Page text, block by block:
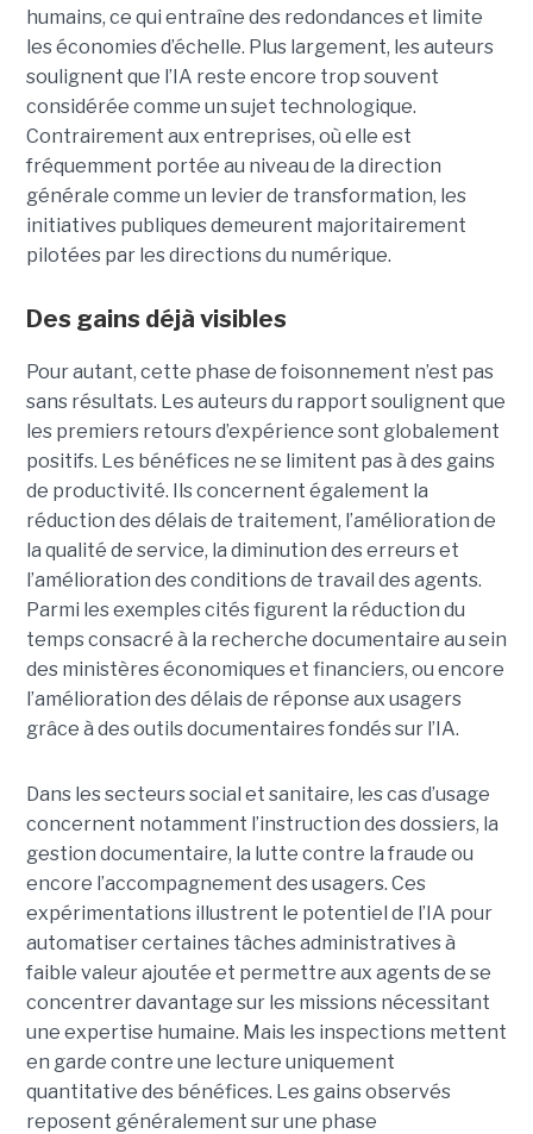
humains, ce qui entraîne des redondances et limite
les économies d’échelle. Plus largement, les auteurs
soulignent que l’IA reste encore trop souvent
considérée comme un sujet technologique.
Contrairement aux entreprises, où elle est
fréquemment portée au niveau de la direction
générale comme un levier de transformation, les
initiatives publiques demeurent majoritairement
pilotées par les directions du numérique.
Des gains déjà visibles
Pour autant, cette phase de foisonnement n’est pas
sans résultats. Les auteurs du rapport soulignent que
les premiers retours d’expérience sont globalement
positifs. Les bénéfices ne se limitent pas à des gains
de productivité. Ils concernent également la
réduction des délais de traitement, l’amélioration de
la qualité de service, la diminution des erreurs et
l’amélioration des conditions de travail des agents.
Parmi les exemples cités figurent la réduction du
temps consacré à la recherche documentaire au sein
des ministères économiques et financiers, ou encore
l’amélioration des délais de réponse aux usagers
grâce à des outils documentaires fondés sur l’IA.
Dans les secteurs social et sanitaire, les cas d’usage
concernent notamment l’instruction des dossiers, la
gestion documentaire, la lutte contre la fraude ou
encore l’accompagnement des usagers. Ces
expérimentations illustrent le potentiel de l’IA pour
automatiser certaines tâches administratives à
faible valeur ajoutée et permettre aux agents de se
concentrer davantage sur les missions nécessitant
une expertise humaine. Mais les inspections mettent
en garde contre une lecture uniquement
quantitative des bénéfices. Les gains observés
reposent généralement sur une phase